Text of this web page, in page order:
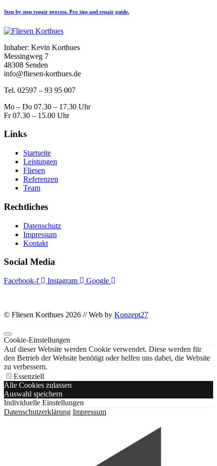
Step by step repair process. Pro tips and repair guide.
Inhaber: Kevin Korthues
Messingweg 7
48308 Senden
info@fliesen-korthues.de
Tel. 02597 – 93 95 007
Mo – Do 07.30 – 17.30 Uhr
Fr 07.30 – 15.00 Uhr
Links
Startseite
Leistungen
Fliesen
Referenzen
Team
Rechtliches
Datenschutz
Impressum
Kontakt
Social Media
Facebook-f Instagram Google
© Fliesen Korthues 2026 // Web by Konzept27
Cookie-Einstellungen
Auf dieser Website werden Cookie verwendet. Diese werden für
den Betrieb der Website benötigt oder helfen uns dabei, die Website
zu verbessern.
Essenziell
Alle Cookies zulassen
Auswahl speichern
Individuelle Einstellungen
Datenschutzerklärung Impressum